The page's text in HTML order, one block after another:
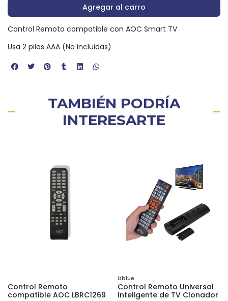
Agregar al carro
Control Remoto compatible con AOC Smart TV
Usa 2 pilas AAA (No incluidas)
TAMBIÉN PODRÍA
INTERESARTE
Control Remoto
compatible AOC LBRC1269
Dblue
Control Remoto Universal
Inteligente de TV Clonador